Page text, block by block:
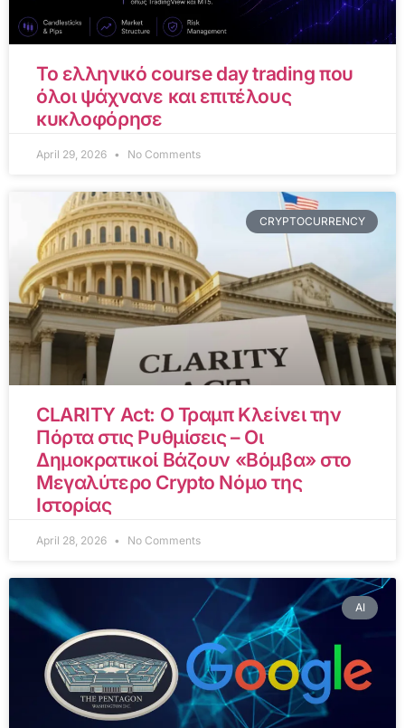
Το ελληνικό course day trading που
όλοι ψάχνανε και επιτέλους
κυκλοφόρησε
April 29, 2026 No Comments
CRYPTOCURRENCY
CLARITY Act: Ο Τραμπ Κλείνει την
Πόρτα στις Ρυθμίσεις – Οι
Δημοκρατικοί Βάζουν «Βόμβα» στο
Μεγαλύτερο Crypto Νόμο της
Ιστορίας
April 28, 2026 No Comments
AI